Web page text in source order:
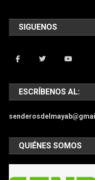
SIGUENOS
ESCRÍBENOS AL:
QUIÉNES SOMOS